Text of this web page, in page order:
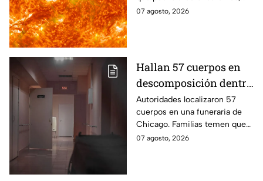
GPS, comunicaciones y redes
07 agosto, 2026
Hallan 57 cuerpos en
descomposición dentro
de funeraria; familias
temen que las cenizas
recibidas no sean de
sus seres queridos
Autoridades localizaron 57
cuerpos en una funeraria de
Chicago. Familias temen que
los restos de sus seres
07 agosto, 2026